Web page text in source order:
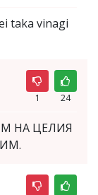
taka vinagi
1 24
НА ЦЕЛИЯ